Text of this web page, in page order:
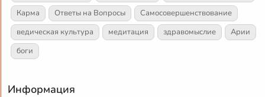
Карма
Ответы на Вопросы
Самосовершенствование
ведическая культура
медитация здравомыслие
Арии
боги
Информация